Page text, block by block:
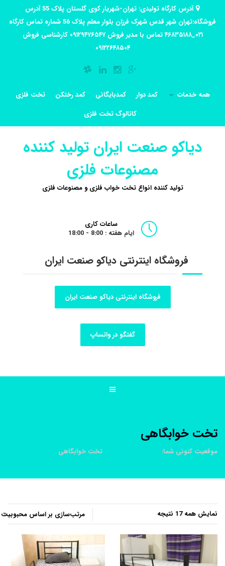
آدرس کارگاه تولیدی: تهران-شهریار کوی گلستان پلاک 55 آدرس
فروشگاه:تهران شهر قدس شهرک فرزان بلوار معلم پلاک 56 شماره تماس کارگاه
۰۲۱_۴۶۸۳۵۱۸۸ تماس با مدیر فروش ۰۹۱۲۹۴۷۶۵۴۷ کارشناسی فروش
۰۹۱۲۲۶۴۸۵۰۴
همه خدمات کمد دوار کمدبایگانی کمد رختکن
تخت فلزی
کاتالوگ تخت فلزی
دیاکو صنعت ایران تولید کننده
مصنوعات فلزی
تولید کننده انواع تخت خواب فلزی و مصنوعات فلزی
ساعات کاری
ایام هفته : 8:00 - 18:00
فروشگاه اینترنتی دیاکو صنعت ایران
فروشگاه اینترنتی دیاکو صنعت ایران
گفتگو در واتساپ
تخت خوابگاهی
موقعیت کنونی شما: تخت خوابگاهی
نمایش همه 17 نتیجه
بر
اساس
محبوبیت